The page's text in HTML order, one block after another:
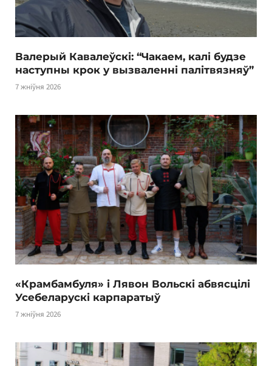
Валерый Кавалеўскі: “Чакаем, калі будзе
наступны крок у вызваленні палітвязняў”
7 жніўня 2026
«Крамбамбуля» і Лявон Вольскі абвясцілі
Усебеларускі карпаратыў
7 жніўня 2026